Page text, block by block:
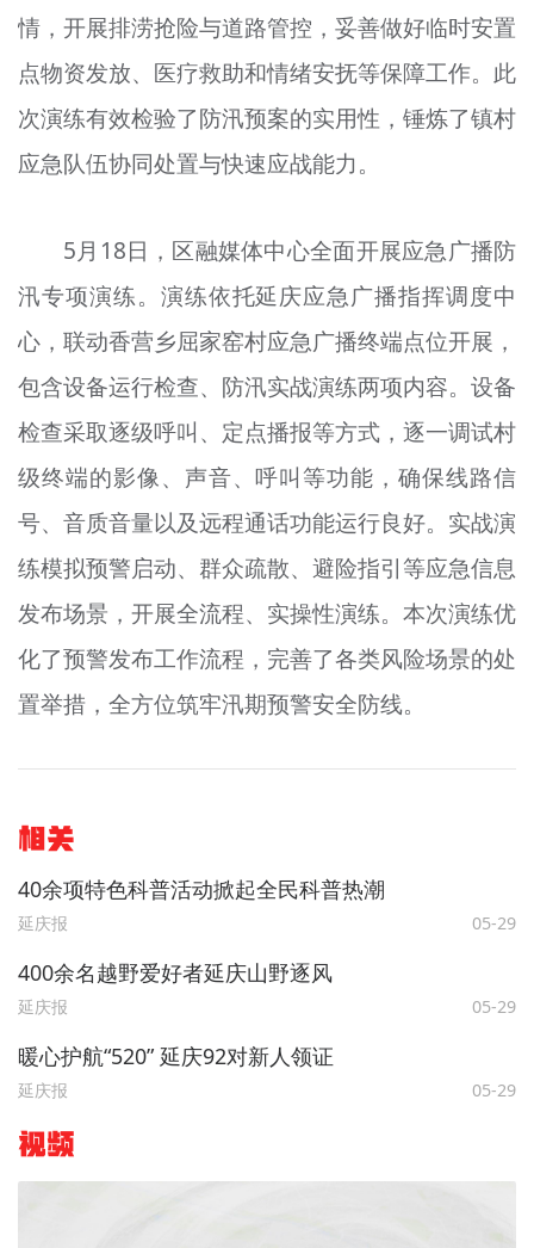
情，开展排涝抢险与道路管控，妥善做好临时安置
点物资发放、医疗救助和情绪安抚等保障工作。此
次演练有效检验了防汛预案的实用性，锤炼了镇村
应急队伍协同处置与快速应战能力。
5月18日，区融媒体中心全面开展应急广播防
汛专项演练。演练依托延庆应急广播指挥调度中
心，联动香营乡屈家窑村应急广播终端点位开展，
包含设备运行检查、防汛实战演练两项内容。设备
检查采取逐级呼叫、定点播报等方式，逐一调试村
级终端的影像、声音、呼叫等功能，确保线路信
号、音质音量以及远程通话功能运行良好。实战演
练模拟预警启动、群众疏散、避险指引等应急信息
发布场景，开展全流程、实操性演练。本次演练优
化了预警发布工作流程，完善了各类风险场景的处
置举措，全方位筑牢汛期预警安全防线。
相关
40余项特色科普活动掀起全民科普热潮
延庆报 05-29
400余名越野爱好者延庆山野逐风
延庆报 05-29
暖心护航“520” 延庆92对新人领证
延庆报 05-29
视频